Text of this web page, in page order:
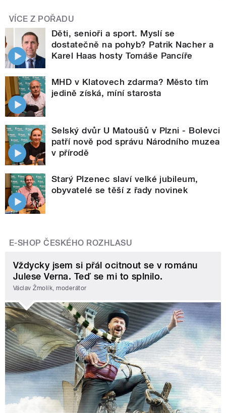
VÍCE Z POŘADU
Děti, senioři a sport. Myslí se
dostatečně na pohyb? Patrik Nacher a
Karel Haas hosty Tomáše Pancíře
MHD v Klatovech zdarma? Město tím
jedině získá, míní starosta
Selský dvůr U Matoušů v Plzni - Bolevci
patří nově pod správu Národního muzea
v přírodě
Starý Plzenec slaví velké jubileum,
obyvatelé se těší z řady novinek
E-SHOP ČESKÉHO ROZHLASU
Vždycky jsem si přál ocitnout se v románu
Julese Verna. Teď se mi to splnilo.
Václav Žmolík, moderátor